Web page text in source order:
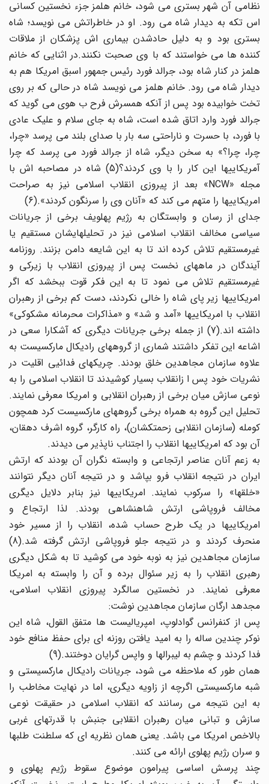
نظامی آن شهر بستری می شود، خانم هلمز جزء نخستین کسانی
اس تکه به دیدار شاه می رود. او در خاطراتش می نویسد؛ شاه
بستری بود و به دلیل حادشدن بیماری اش پزشکان از ملاقات
کننده ها می خواستند که با وی صحبت نکنند.در اثنایی که خانم
هلمز در کنار شاه بود، جرالد فورد رئیس جمهور اسبق امریکا هم به
دیدار شاه می رود. خانم هلمز می نویسد شاه در حالی که بر روی
تخت خوابیده بود پس از آنکه همسرش فرح ب هوی می گوید که
جرالد فورد وارد اتاق شده است، شاه به جای سلام و علیک عادی
با فورد، با حسرت و ناراحتی سه بار با صدای بلند می پرسد «چرا،
چرا، چرا؟» به سخن دیگر، شاه از جرالد فورد می پرسد که چرا
آمریکاییها این کار را با وی کردند؟(5) شاه در مصاحبه اش با
مجله «NCW» بعد از پیروزی انقلاب اسلامی نیز به صراحت
امریکاییها را متهم می کند که «آنان وی را سرنگون کردند».(6)
جدای از رسان و وابستگان به رژیم پهلویف برخی از جریانات
سیاسی مخالف انقلاب اسلامی نیز در تحلیلهایشان مستقیم یا
غیرمستقیم تلاش کرده اند تا به این شایعه دامن بزنند. روزنامه
آیندگان در ماههای نخست پس از پیروزی انقلاب با زیرکی و
غیرمستقیم تلاش می نمود تا به این فکر قوت ببخشد که اگر
امریکاییها زیر پای شاه را خالی نکردند، دست کم برخی از رهبران
انقلاب با امریکاییها «آمد و شد» و «مذاکرات محرمانه مشکوکی»
داشته اند.(7) از جمله برخی جریانات دیگری که آشکارا سعی در
اشاعه این تفکر داشتند شماری از گروههای رادیکال مارکسیست به
علاوه سازمان مجاهدین خلق بودند. چریکهای فدائیی اقلیت در
نشریات خود پس ا زانقلاب بسیار کوشیدند تا انقلاب اسلامی را به
نوعی سازش میان برخی از رهبران انقلابی و امریکا معرفی نمایند.
تحلیل این گروه به همراه برخی گروههای مارکسیست کرد همچون
کومله (سازمان انقلابی زحمتکشان)، راه کارگر، گروه اشرف دهقان،
آن بود که امریکاییها انقلاب را اجتناب ناپذیر می دیدند.
به زعم آنان عناصر ارتجاعی و وابسته نگران آن بودند که ارتش
ایران در نتیجه انقلاب فرو بپاشد و در نتیجه آنان دیگر نتوانند
«خلقها» را سرکوب نمایند. امریکاییها نیز بنابر دلایل دیگری
مخالف فروپاشی ارتش شاهنشاهی بودند. لذا ارتجاع و
امریکاییها در یک طرح حساب شده، انقلاب را از مسیر خود
منحرف کردند و در نتیجه جلو فروپاشی ارتش گرفته شد.(8)
سازمان مجاهدین نیز به نوبه خود می کوشید تا به شکل دیگری
رهبری انقلاب را به زیر سئوال برده و آن را وابسته به امریکا
معرفی نمایند. در نخستین سالگرد پیروزی انقلاب اسلامی،
مجدهد ارگان سازمان مجاهدین نوشت:
پس از کنفرانس گوادلوپ، امپریالیست ها متفق القول، شاه این
نوکر چندین ساله را به امید یافتن روزنه ای برای حفظ منافع خود
فدا کردند و چشم به لیبرالها و واپس گرایان دوختند.(9)
همان طور که ملاحظه می شود، جریانات رادیکال مارکسیستی و
شبه مارکسیستی اگرچه از زاویه دیگری، اما در نهایت مخاطب را
به این نتیجه می رسانند که انقلاب اسلامی در حقیقت نوعی
سازش و تبانی میان رهبران انقلابی جنبش با قدرتهای غربی
بالاخص امریکا می باشد. یعنی همان نظریه ای که سلطنت طلبها
و سران رژیم پهلوی ارائه می کنند.
چند پرسش اساسی پیرامون موضوع سقوط رژیم پهلوی و